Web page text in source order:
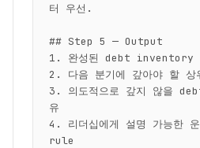
터 우선.
## Step 5 — Output
1. 완성된 debt inventory
2. 다음 분기에 갚아야 할 상
3. 의도적으로 갚지 않을
유
4. 리더십에게 설명 가능한
rule